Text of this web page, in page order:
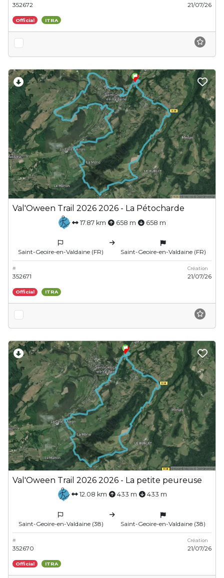
352672 21/07/26
Official ITRA
Val'Oween Trail 2026 2026 - La Pétocharde
17.87 km 658 m 658 m
Saint-Geoire-en-Valdaine (FR) Saint-Geoire-en-Valdaine (FR)
#
352671
Création
21/07/26
Official ITRA
Val'Oween Trail 2026 2026 - La petite peureuse
12.08 km 433 m 433 m
Saint-Geoire-en-Valdaine (38) Saint-Geoire-en-Valdaine (38)
#
352670
Création
21/07/26
Official ITRA